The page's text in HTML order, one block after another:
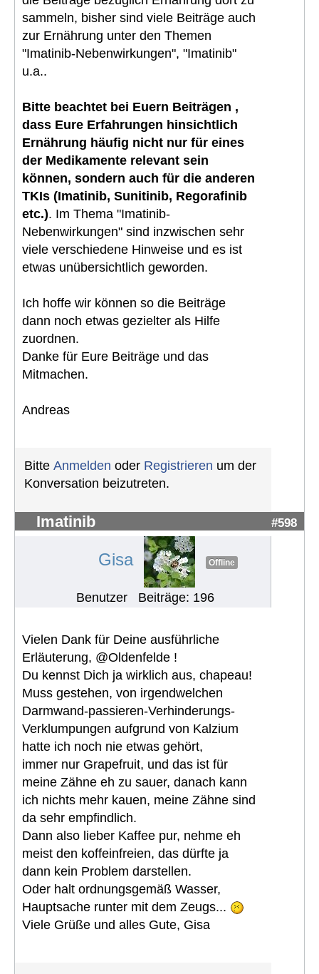
sammeln, bisher sind viele Beiträge auch
zur Ernährung unter den Themen
"Imatinib-Nebenwirkungen", "Imatinib"
u.a..
Bitte beachtet bei Euern Beiträgen ,
dass Eure Erfahrungen hinsichtlich
Ernährung häufig nicht nur für eines
der Medikamente relevant sein
können, sondern auch für die anderen
TKIs (Imatinib, Sunitinib, Regorafinib
etc.). Im Thema "Imatinib-
Nebenwirkungen" sind inzwischen sehr
viele verschiedene Hinweise und es ist
etwas unübersichtlich geworden.
Ich hoffe wir können so die Beiträge
dann noch etwas gezielter als Hilfe
zuordnen.
Danke für Eure Beiträge und das
Mitmachen.
Andreas
Bitte Anmelden oder Registrieren um der
Konversation beizutreten.
Imatinib #598
Gisa Offline
Benutzer Beiträge: 196
Vielen Dank für Deine ausführliche
Erläuterung, @Oldenfelde !
Du kennst Dich ja wirklich aus, chapeau!
Muss gestehen, von irgendwelchen
Darmwand-passieren-Verhinderungs-
Verklumpungen aufgrund von Kalzium
hatte ich noch nie etwas gehört,
immer nur Grapefruit, und das ist für
meine Zähne eh zu sauer, danach kann
ich nichts mehr kauen, meine Zähne sind
da sehr empfindlich.
Dann also lieber Kaffee pur, nehme eh
meist den koffeinfreien, das dürfte ja
dann kein Problem darstellen.
Oder halt ordnungsgemäß Wasser,
Hauptsache runter mit dem Zeugs...
Viele Grüße und alles Gute, Gisa